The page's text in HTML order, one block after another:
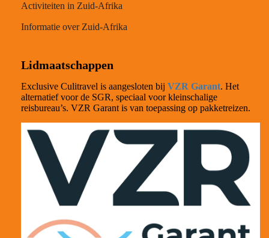
Activiteiten in Zuid-Afrika
Informatie over Zuid-Afrika
Lidmaatschappen
Exclusive Culitravel is aangesloten bij VZR Garant. Het
alternatief voor de SGR, speciaal voor kleinschalige
reisbureau’s. VZR Garant is van toepassing op pakketreizen.